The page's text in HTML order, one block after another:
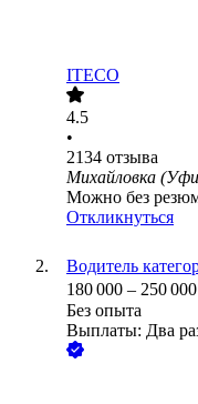
ITECO
4.5
•
2134 отзыва
Михайловка
Можно без
Откликнуться
Водитель
180 000 – 250 000
Без опыта
Выплаты: Два